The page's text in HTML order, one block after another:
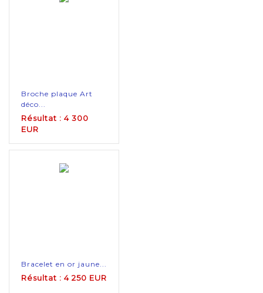
Broche plaque Art
déco...
Résultat : 4 300
EUR
Bracelet en or jaune...
Résultat : 4 250 EUR